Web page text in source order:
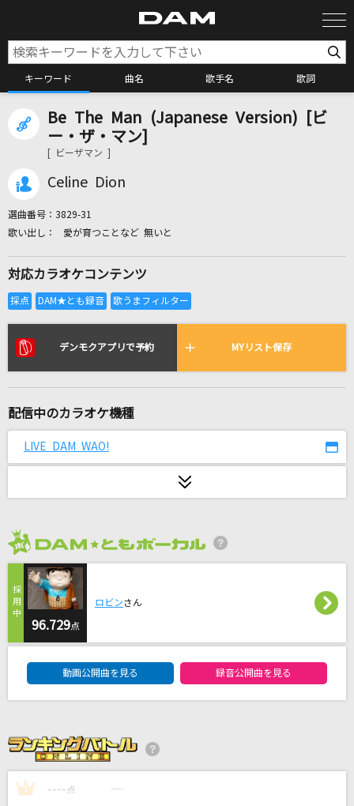
キーワード 曲名 歌手名 歌詞
カラオケ検索
カラオケリクエスト
リアルタイムで歌われている曲の一覧
Day N Night (feat. G-k.i.d,guca owl & KEIJ
[生音]ray
[生音]サクラ咲ケ
嵐(アラシ)
失敗作少女
浪漫飛行
ハッピーミルフィーユ
初星学園
winter fall
Be The Man (Japanese Version) [ビ
ー・ザ・マン]
[ ビーザマン ]
Celine Dion
選曲番号： 3829-31
愛が育つことなど 無いと
対応カラオケコンテンツ
デンモクアプリで予約 MYリスト保存
配信中のカラオケ機種
LIVE DAM WAO!
96.729点
ロビンさん
動画公開曲を見る 録音公開曲を見る
1 ---- 点 ----